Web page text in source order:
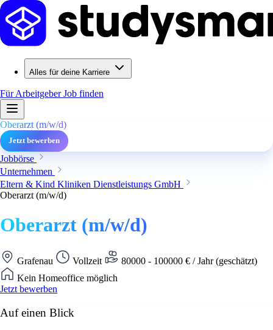
Alles für deine Karriere
Für ArbeitgeberJob finden
Oberarzt (m/w/d)
Jetzt bewerben
Jobbörse
Unternehmen
Eltern & Kind Kliniken Dienstleistungs GmbH
Oberarzt (m/w/d)
Oberarzt (m/w/d)
Grafenau Vollzeit
80000 - 100000 € / Jahr (geschätzt)
Kein Homeoffice möglich
Jetzt bewerben
Auf einen Blick